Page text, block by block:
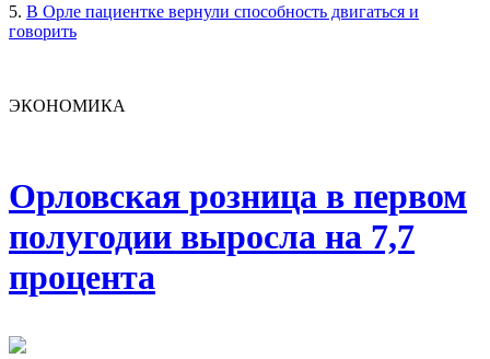
5. В Орле пациентке вернули способность двигаться и
говорить
ЭКОНОМИКА
Орловская розница в первом
полугодии выросла на 7,7
процента